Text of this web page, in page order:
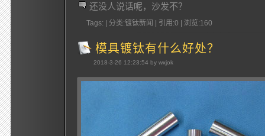
还没人说话呢，沙发不？
Tags: | 分类:镀钛新闻 | 引用:0 | 浏览:160
模具镀钛有什么好处？
2018-3-26 12:23:54 by wxjok